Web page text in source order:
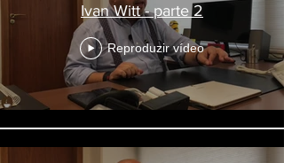
Ivan Witt - parte 2
Reproduzir vídeo